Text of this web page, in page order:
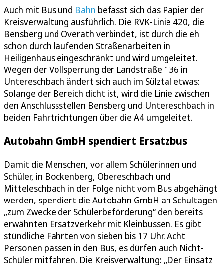
Auch mit Bus und Bahn befasst sich das Papier der
Kreisverwaltung ausführlich. Die RVK-Linie 420, die
Bensberg und Overath verbindet, ist durch die eh
schon durch laufenden Straßenarbeiten in
Heiligenhaus eingeschränkt und wird umgeleitet.
Wegen der Vollsperrung der Landstraße 136 in
Untereschbach ändert sich auch im Sülztal etwas:
Solange der Bereich dicht ist, wird die Linie zwischen
den Anschlussstellen Bensberg und Untereschbach in
beiden Fahrtrichtungen über die A4 umgeleitet.
Autobahn GmbH spendiert Ersatzbus
Damit die Menschen, vor allem Schülerinnen und
Schüler, in Bockenberg, Obereschbach und
Mitteleschbach in der Folge nicht vom Bus abgehängt
werden, spendiert die Autobahn GmbH an Schultagen
„zum Zwecke der Schülerbeförderung“ den bereits
erwähnten Ersatzverkehr mit Kleinbussen. Es gibt
stündliche Fahrten von sieben bis 17 Uhr. Acht
Personen passen in den Bus, es dürfen auch Nicht-
Schüler mitfahren. Die Kreisverwaltung: „Der Einsatz